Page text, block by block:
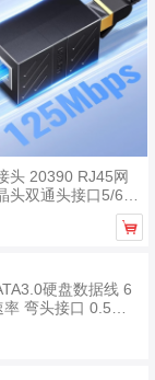
头 20390 RJ45网
头双通头接口5/6/7

硬盘数据线 6
弯头接口 0.5米/